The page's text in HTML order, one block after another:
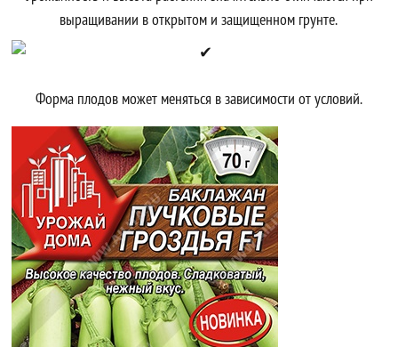
выращивании в открытом и защищенном грунте.
Форма плодов может меняться в зависимости от условий.